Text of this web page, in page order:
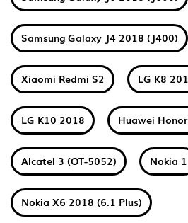
Samsung Galaxy J4 2018 (J400)
Xiaomi Redmi S2 LG K8
LG K10 2018 Huawei
Alcatel 3 (OT-5052) Nokia 1
Nokia X6 2018 (6.1 Plus)